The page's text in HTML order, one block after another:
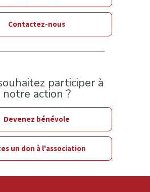
Contactez-nous
participer à
notre action ?
Devenez bénévole
un don à l'association